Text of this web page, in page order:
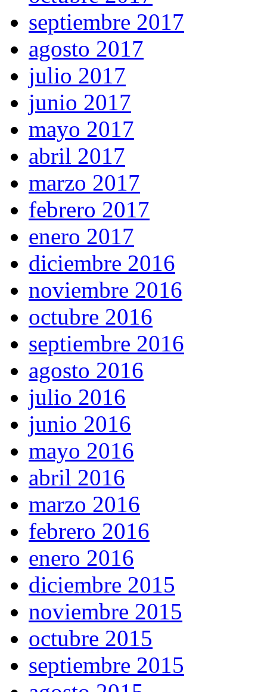
septiembre 2017
agosto 2017
julio 2017
junio 2017
mayo 2017
abril 2017
marzo 2017
febrero 2017
enero 2017
diciembre 2016
noviembre 2016
octubre 2016
septiembre 2016
agosto 2016
julio 2016
junio 2016
mayo 2016
abril 2016
marzo 2016
febrero 2016
enero 2016
diciembre 2015
noviembre 2015
octubre 2015
septiembre 2015